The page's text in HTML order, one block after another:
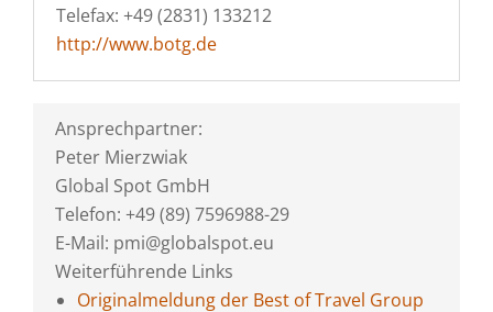
Telefax: +49 (2831) 133212
http://www.botg.de
Ansprechpartner:
Peter Mierzwiak
Global Spot GmbH
Telefon: +49 (89) 7596988-29
E-Mail: pmi@globalspot.eu
Weiterführende Links
Originalmeldung der Best of Travel Group